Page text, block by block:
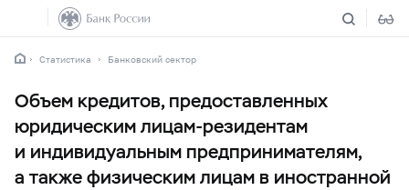
Статистика Банковский сектор
Объем кредитов, предоставленных
юридическим лицам-резидентам
и индивидуальным предпринимателям,
а также физическим лицам в иностранной